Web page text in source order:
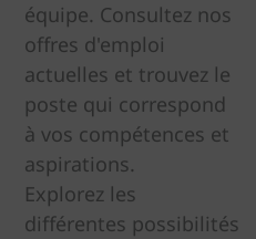
équipe. Consultez nos
offres d'emploi
actuelles et trouvez le
poste qui correspond
à vos compétences et
aspirations.
Explorez les
différentes possibilités